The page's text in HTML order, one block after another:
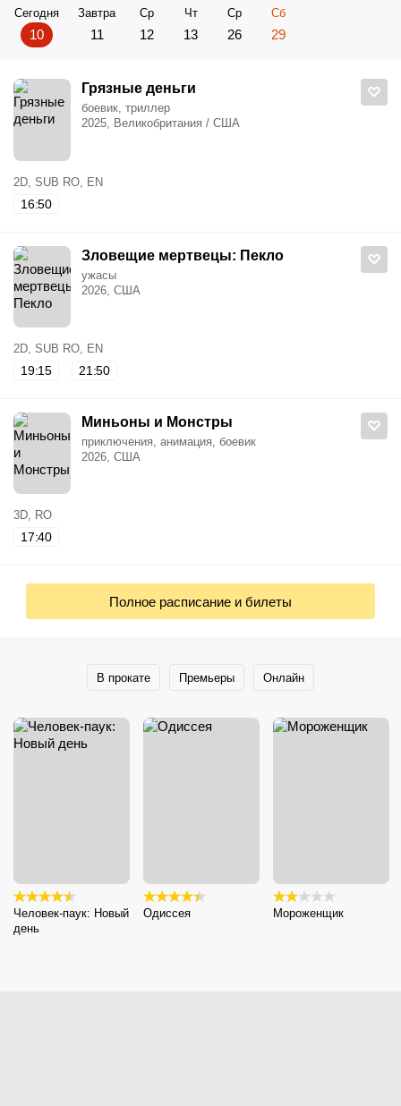
Сегодня
10
Завтра
11
Ср
12
Чт
13
Ср
26
Сб
29
Грязные деньги
боевик, триллер
2025, Великобритания / США
2D, SUB RO, EN
16:50
Зловещие мертвецы: Пекло
ужасы
2026, США
2D, SUB RO, EN
19:15 21:50
Миньоны и Монстры
приключения, анимация, боевик
2026, США
3D, RO
17:40
Полное расписание и билеты
В прокате Премьеры Онлайн
Человек-паук: Новый
день
Одиссея Мороженщик